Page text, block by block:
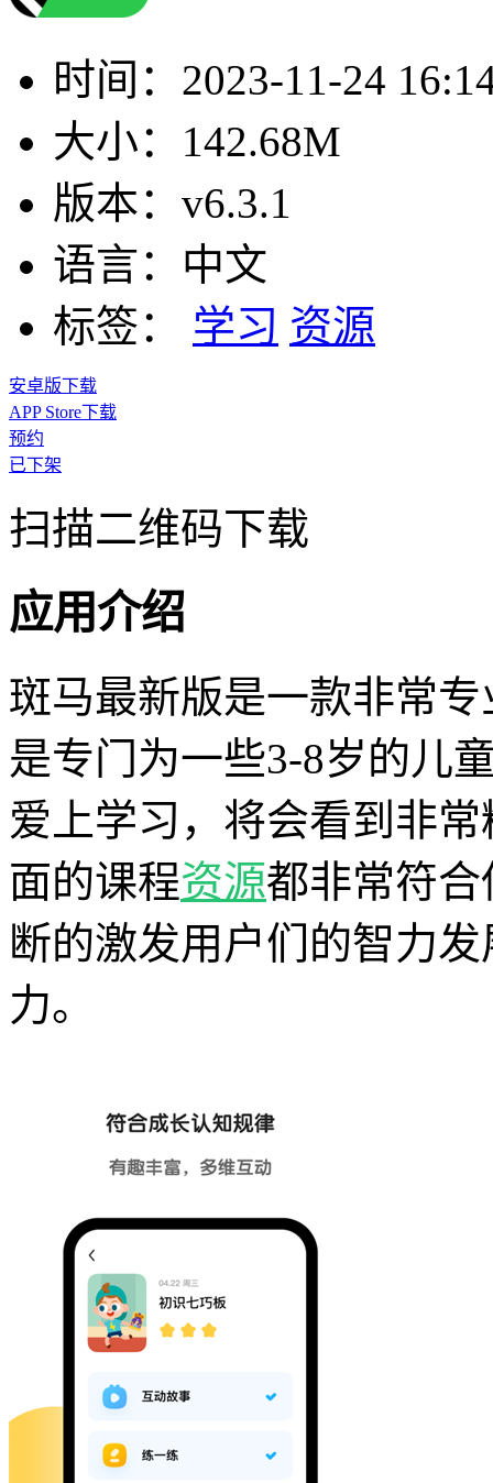
时间： 2023-11-24
大小： 142.68M
版本： v6.3.1
语言： 中文
标签：
学习 资源
安卓版下载
APP Store下载
预约
已下架
扫描二维码下载
应用介绍
斑马最新版是一款非常
是专门为一些3-8岁的儿
爱上学习，将会看到非
面的课程资源都非常符
断的激发用户们的智力
力。